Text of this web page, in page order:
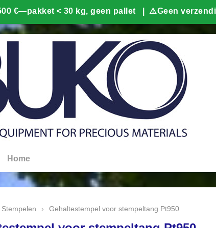
Home
Stempelen › Gehaltestempel voor stempeltang Pt950